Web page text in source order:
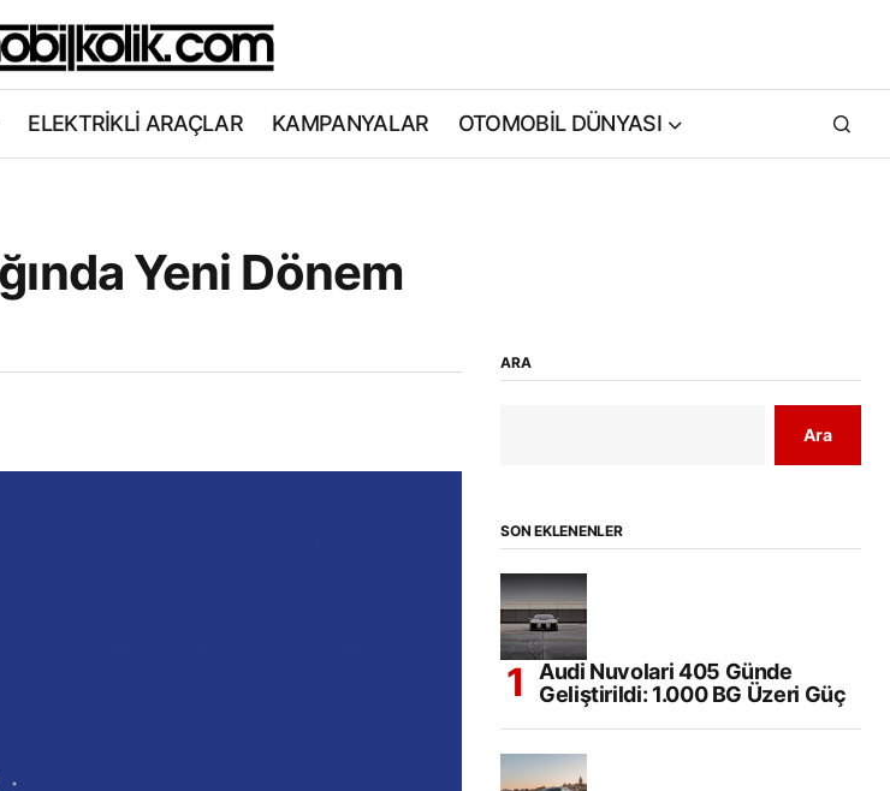
ELEKTRİKLİ ARAÇLAR KAMPANYALAR OTOMOBİL DÜNYASI
Yeni Dönem
ARA
Ara
SON EKLENENLER
Audi Nuvolari 405 Günde
Geliştirildi: 1.000 BG Üzeri Güç